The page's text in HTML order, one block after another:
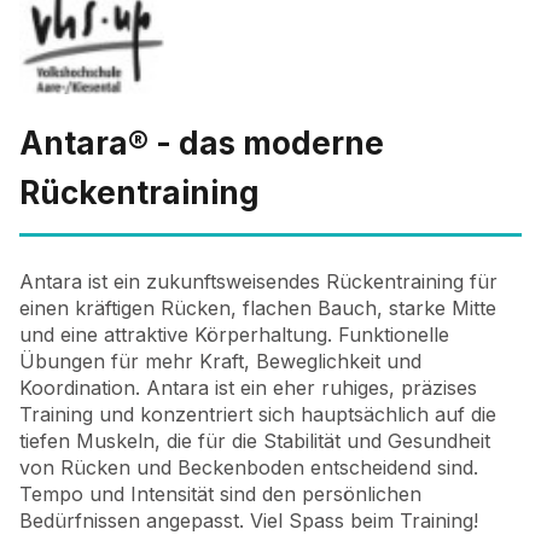
Antara® - das moderne
Rückentraining
Antara ist ein zukunftsweisendes Rückentraining für
einen kräftigen Rücken, flachen Bauch, starke Mitte
und eine attraktive Körperhaltung. Funktionelle
Übungen für mehr Kraft, Beweglichkeit und
Koordination. Antara ist ein eher ruhiges, präzises
Training und konzentriert sich hauptsächlich auf die
tiefen Muskeln, die für die Stabilität und Gesundheit
von Rücken und Beckenboden entscheidend sind.
Tempo und Intensität sind den persönlichen
Bedürfnissen angepasst. Viel Spass beim Training!